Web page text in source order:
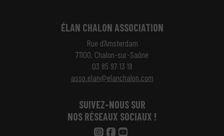
ÉLAN CHALON ASSOCIATION
Rue d’Amsterdam
71100, Chalon-sur-Saône
03 85 97 13 18
asso.elan@elanchalon.com
SUIVEZ-NOUS SUR
NOS RÉSEAUX SOCIAUX !